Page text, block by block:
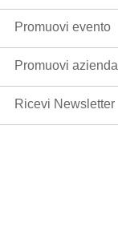
Promuovi evento
Promuovi azienda
Ricevi Newsletter